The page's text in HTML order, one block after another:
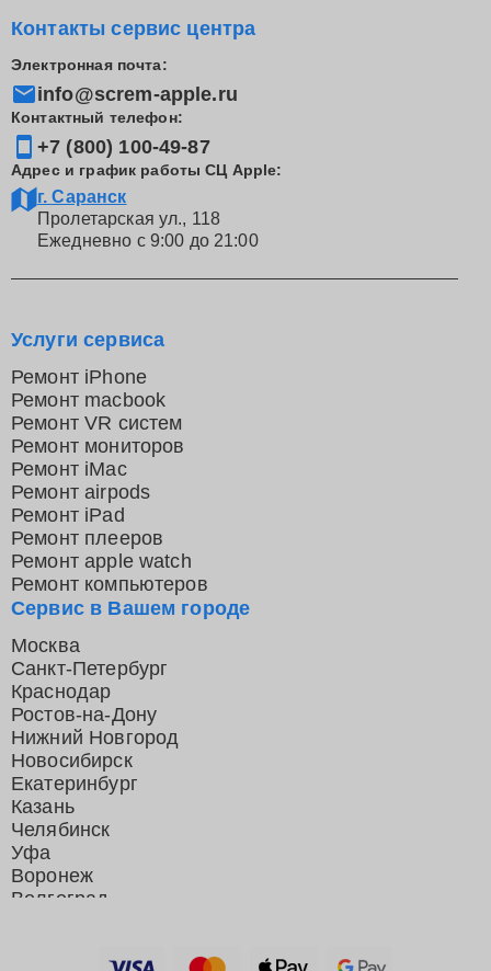
Контакты сервис центра
Электронная почта:
info@screm-apple.ru
Контактный телефон:
+7 (800) 100-49-87
Адрес и график работы СЦ Apple:
г. Саранск
Пролетарская ул., 118
Ежедневно с 9:00 до 21:00
Сервис в Вашем городе
Москва
Санкт-Петербург
Краснодар
Ростов-на-Дону
Нижний Новгород
Новосибирск
Екатеринбург
Казань
Челябинск
Уфа
Воронеж
Волгоград
Услуги сервиса
Ремонт iPhone
Ремонт macbook
Ремонт VR систем
Ремонт мониторов
Ремонт iMac
Ремонт airpods
Ремонт iPad
Ремонт плееров
Ремонт apple watch
Ремонт компьютеров